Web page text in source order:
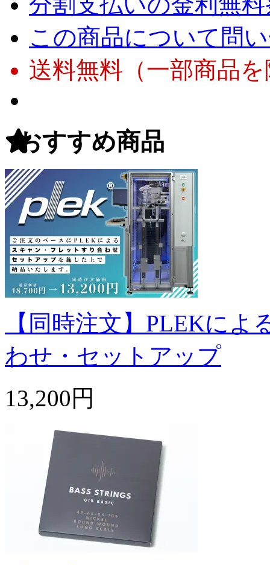
この商品について問
送料無料（一部商品
おすすめ商品
【同時注文】PLEKに
わせ・セットアップ
13,200円